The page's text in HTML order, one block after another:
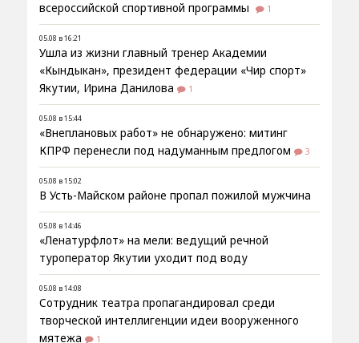
всероссийской спортивной программы
1
05.08 в 16:21
Ушла из жизни главный тренер Академии
«Кындыкан», президент федерации «Чир спорт»
Якутии, Ирина Данилова
1
05.08 в 15:44
«Внеплановых работ» не обнаружено: митинг
КПРФ перенесли под надуманным предлогом
3
05.08 в 15:02
В Усть-Майском районе пропал пожилой мужчина
05.08 в 14:46
«Ленатурфлот» на мели: ведущий речной
туроператор Якутии уходит под воду
05.08 в 14:08
Сотрудник театра пропагандировал среди
творческой интеллигенции идеи вооруженного
мятежа
1